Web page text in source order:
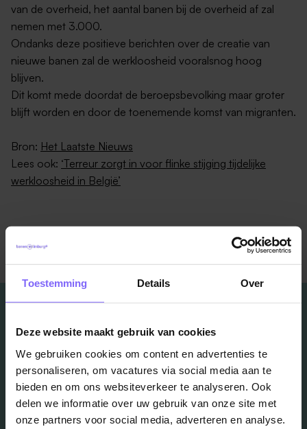
Toestemming Details Over
Deze website maakt gebruik van cookies
We gebruiken cookies om content en advertenties te
personaliseren, om vacatures via social media aan te
bieden en om ons websiteverkeer te analyseren. Ook
delen we informatie over uw gebruik van onze site met
onze partners voor social media, adverteren en analyse.
van de overheid, het aantal banen bij de overheid af zal
nemen met 3.000.
Ondanks deze positieve berichten over de creatie van
nieuwe banen zal de werkloosheid vooralsnog hoog
blijven.
Dit komt mede doordat de beroepsbevolking maar groter
blijft worden en door de toenemende komst van migranten.
Bron: Het Laatste Nieuws
Lees ook: ‘Terreur zorgt in voor flinke stijging tijdelijke
werkloosheid in België’
Vacatures
in je mailbox?